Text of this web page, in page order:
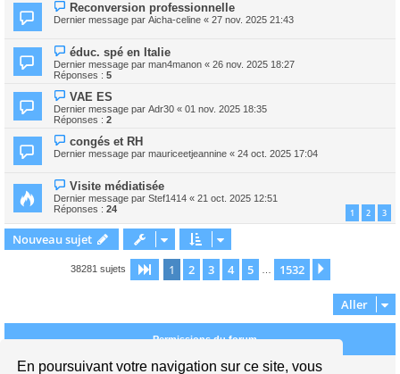
En poursuivant votre navigation sur ce site, vous
Reconversion professionnelle
Dernier message par Aicha-celine « 27 nov. 2025 21:43
éduc. spé en Italie
Dernier message par man4manon « 26 nov. 2025 18:27
Réponses : 5
VAE ES
Dernier message par Adr30 « 01 nov. 2025 18:35
Réponses : 2
congés et RH
Dernier message par mauriceetjeannine « 24 oct. 2025 17:04
Visite médiatisée
Dernier message par Stef1414 « 21 oct. 2025 12:51
Réponses : 24 1 2 3
Nouveau sujet
38281 sujets Page 1sur1532
1 2 3 4 5 1532
Aller
Permissions du forum
Vous ne pouvez pas publier de nouveaux sujets dans ce forum